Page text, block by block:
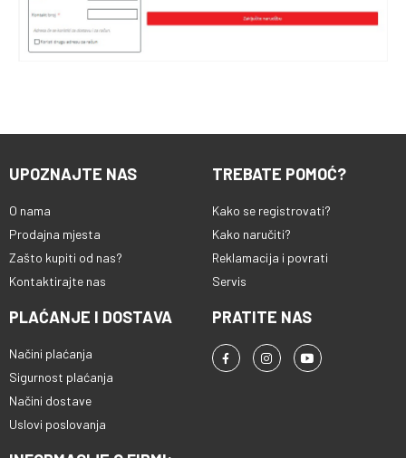
UPOZNAJTE NAS
O nama
Prodajna mjesta
Zašto kupiti od nas?
Kontaktirajte nas
TREBATE POMOĆ?
Kako se registrovati?
Kako naručiti?
Reklamacija i povrati
Servis
PLAĆANJE I DOSTAVA
Načini plaćanja
Sigurnost plaćanja
Načini dostave
Uslovi poslovanja
PRATITE NAS